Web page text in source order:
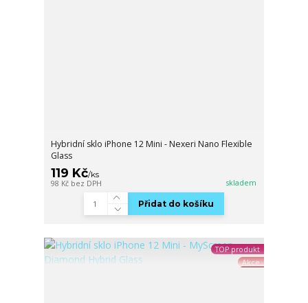
Hybridní sklo iPhone 12 Mini - Nexeri Nano Flexible
Glass
119 Kč/ks
98 Kč bez DPH skladem
Přidat do košíku
TOP produkt
Akce